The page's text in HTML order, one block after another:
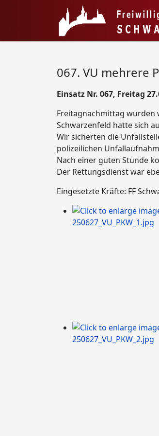
067. VU mehrere
Einsatz Nr. 067, Freitag
Freitagnachmittag wurden
Schwarzenfeld hatte sich
Wir sicherten die
polizeilichen
Nach einer guten Stunde
Der Rettungsdienst war
Eingesetzte Kräfte: FF